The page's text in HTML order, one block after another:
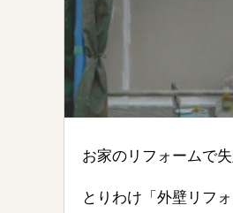
お家のリフォームで
とりわけ「外壁リフ